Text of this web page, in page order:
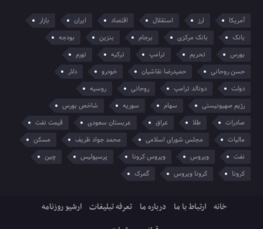
آمریکا ارز استقلال اقتصاد ایران
بازار
بانک
بانک مرکزی برجام بنزین
بودجه
بورس
تحریم ترامپ ترکیه
تورم
حسن روحانی
حمیدرضا نقاشیان خودرو
دلار
دولت
دونالد ترامپ روحانی
روسیه
رژیم صهیونیستی
سهام سوریه
شاخص بورس
صادرات
طلا عراق عربستان سعودی
قیمت نفت
مالیات
مجلس شورای اسلامی محمد جواد ظریف
مسکن
نفت
ویروس ویروس کرونا پرسپولیس
چین
کرونا
کرونا ویروس گمرک
خانه ارتباط با ما درباره ما تعرفه تبلیغات ارشیو روزنامه